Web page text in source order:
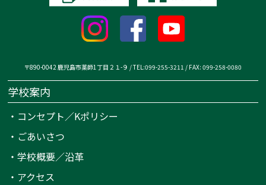
〒890-0042 鹿児島市薬師1丁目２１-９ / TEL:099-255-3211 / FAX: 099-258-0080
学校案内
・ コンセプト／Kポリシー
・ ごあいさつ
・学校概要／沿革
・ アクセス